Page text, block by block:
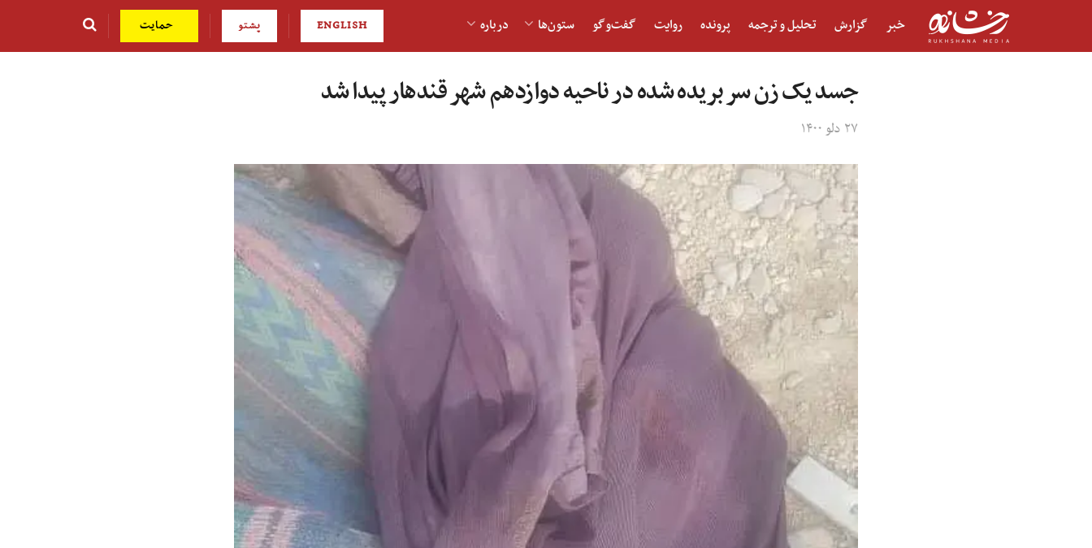
خبر گزارش تحلیل و ترجمه پرونده روایت گفت‌و‎گو ستون‌ها درباره ENGLISH پشتو حمایت
جسد یک زن سر بریده شده در ناحیه دوازدهم شهر قندهار پیدا شد
۲۷ دلو ۱۴۰۰